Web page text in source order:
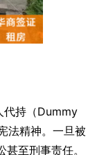
代持（Dummy
法精神。一旦被
至刑事责任。